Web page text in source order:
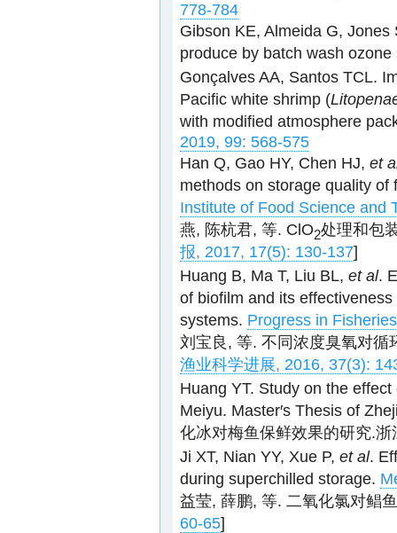
778-784
Gibson KE, Almeida G,
produce by batch wash
Gonçalves AA, Santos TCL.
Pacific white shrimp (
with modified atmosphere
2019, 99: 568-575
Han Q, Gao HY, Chen HJ, et
methods on storage quality
Institute of Food Science and
燕, 陈杭君, 等. ClO2处理和包
报, 2017, 17(5): 130-137]
Huang B, Ma T, Liu BL, et al.
of biofilm and its
systems. Progress in
刘宝良, 等. 不同浓度臭氧对循
渔业科学进展, 2016, 37(3):
Huang YT. Study on the
Meiyu. Master′s Thesis of
化冰对梅鱼保鲜效果的研究.
Ji XT, Nian YY, Xue P, et al.
during superchilled storage.
益莹, 薛鹏, 等. 二氧化氯对鲳
60-65]